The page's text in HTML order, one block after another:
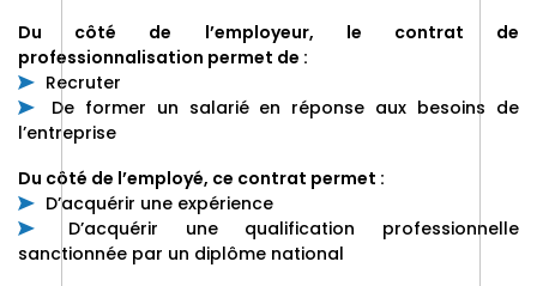
Du côté de l’employeur, le contrat de
professionnalisation permet de :
Recruter
De former un salarié en réponse aux besoins de
l’entreprise
Du côté de l’employé, ce contrat permet :
D’acquérir une expérience
D’acquérir une qualification professionnelle
sanctionnée par un diplôme national